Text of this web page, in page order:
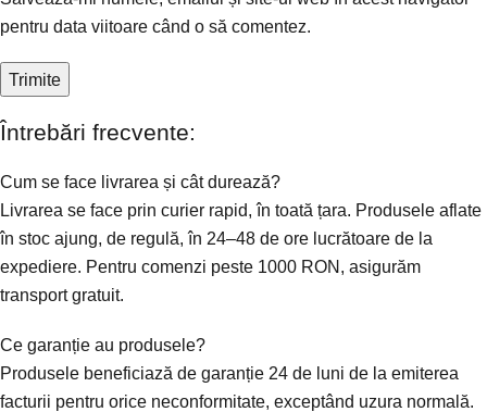
pentru data viitoare când o să comentez.
Întrebări frecvente:
Cum se face livrarea și cât durează?
Livrarea se face prin curier rapid, în toată țara. Produsele aflate
în stoc ajung, de regulă, în 24–48 de ore lucrătoare de la
expediere. Pentru comenzi peste 1000 RON, asigurăm
transport gratuit.
Ce garanție au produsele?
Produsele beneficiază de garanție 24 de luni de la emiterea
facturii pentru orice neconformitate, exceptând uzura normală.